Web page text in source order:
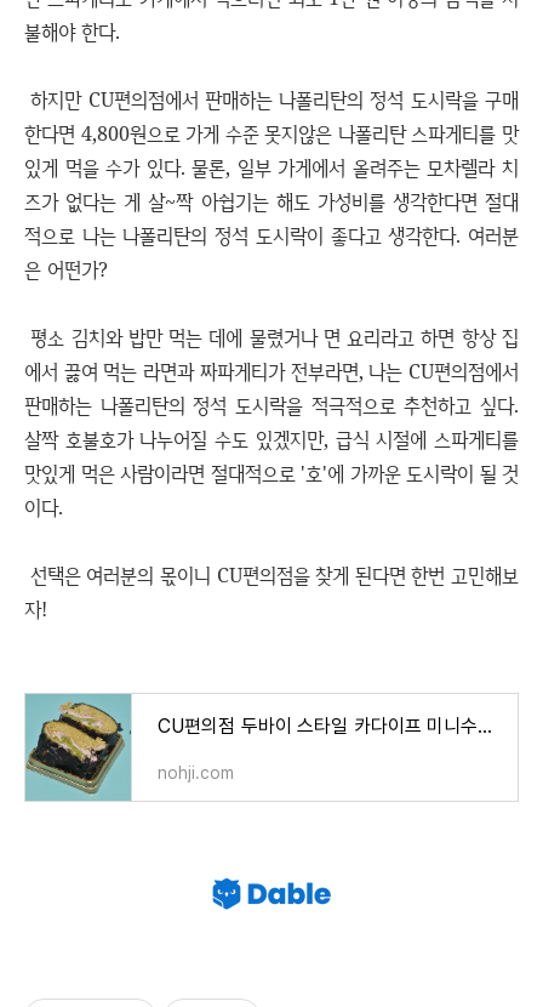
불해야 한다.
하지만 CU편의점에서 판매하는 나폴리탄의 정석 도시락을 구매
한다면 4,800원으로 가게 수준 못지않은 나폴리탄 스파게티를 맛
있게 먹을 수가 있다. 물론, 일부 가게에서 올려주는 모차렐라 치
즈가 없다는 게 살~짝 아쉽기는 해도 가성비를 생각한다면 절대
적으로 나는 나폴리탄의 정석 도시락이 좋다고 생각한다. 여러분
은 어떤가?
평소 김치와 밥만 먹는 데에 물렸거나 면 요리라고 하면 항상 집
에서 끓여 먹는 라면과 짜파게티가 전부라면, 나는 CU편의점에서
판매하는 나폴리탄의 정석 도시락을 적극적으로 추천하고 싶다.
살짝 호불호가 나누어질 수도 있겠지만, 급식 시절에 스파게티를
맛있게 먹은 사람이라면 절대적으로 '호'에 가까운 도시락이 될 것
이다.
선택은 여러분의 몫이니 CU편의점을 찾게 된다면 한번 고민해보
자!
CU편의점 두바이 스타일 카다이프 미니수건케익 후기
nohji.com